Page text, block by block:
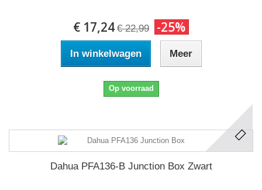
€ 17,24 € 22,99 -25%
In winkelwagen Meer
Op voorraad
Dahua PFA136-B Junction Box Zwart